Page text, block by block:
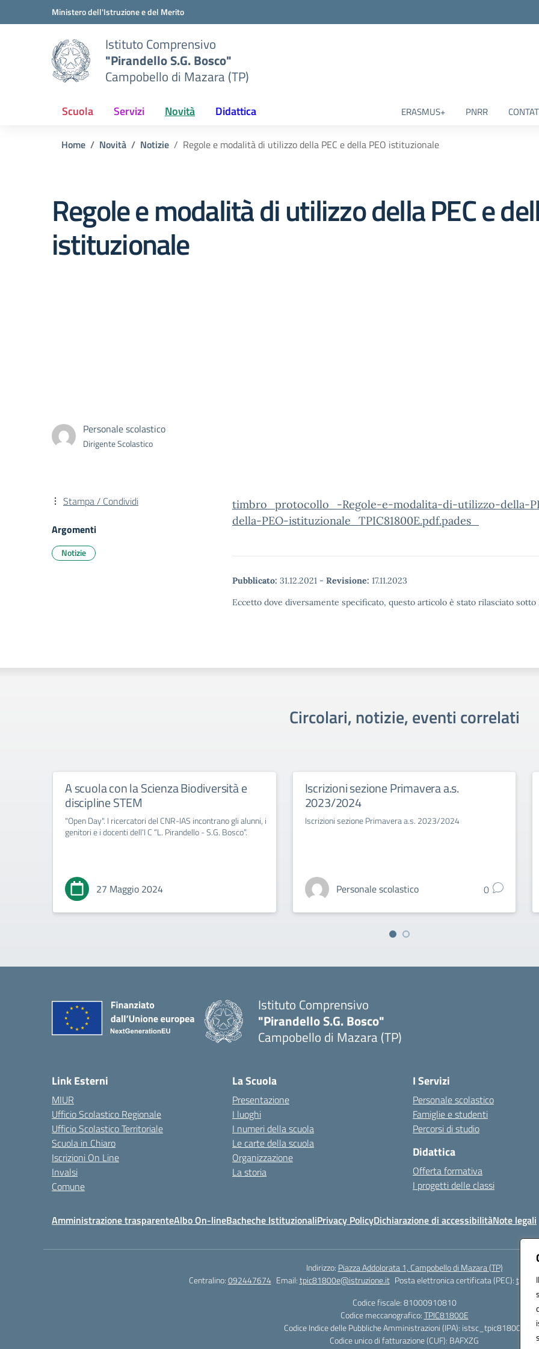
Vai ai contenuti
Vai al menu di navigazioneMinistero dell'Istruzione e del Merito
Istituto Comprensivo
"Pirandello S.G. Bosco"
Campobello di Mazara (TP)
Scuola Servizi Novità Didattica ERASMUS+ PNRR
Home Novità Notizie Regole e modalità di utilizzo della PEC e della PEO istituzionale
Regole e modalità di utilizzo della PEC e
istituzionale
Personale scolastico
Dirigente Scolastico
timbro_protocollo_-Regole-e-modalita-di-utilizzo-della-
della-PEO-istituzionale_TPIC81800E.pdf.pades_
Pubblicato: 31.12.2021 - Revisione: 17.11.2023
Eccetto dove diversamente specificato, questo articolo è stato rilasciato
Stampa / Condividi
Argomenti
Notizie
Circolari, notizie, eventi correlati
A scuola con la Scienza Biodiversità e
discipline STEM
"Open Day". I ricercatori del CNR-IAS incontrano gli alunni, i
genitori e i docenti dell’I C “L. Pirandello - S.G. Bosco”.
27 Maggio 2024
Iscrizioni sezione Primavera a.s.
2023/2024
Iscrizioni sezione Primavera a.s. 2023/2024
Personale scolastico 0
Istituto Comprensivo
"Pirandello S.G. Bosco"
Campobello di Mazara (TP)
Link Esterni
MIUR
Ufficio Scolastico Regionale
Ufficio Scolastico Territoriale
Scuola in Chiaro
Iscrizioni On Line
Invalsi
Comune
La Scuola
Presentazione
I luoghi
I numeri della scuola
Le carte della scuola
Organizzazione
La storia
I Servizi
Personale scolastico
Famiglie e studenti
Percorsi di studio
Didattica
Offerta formativa
I progetti delle classi
Amministrazione trasparenteAlbo On-lineBacheche IstituzionaliPrivacy PolicyDichiarazione di accessibilitàNote legali
Indirizzo: Piazza Addolorata 1, Campobello di Mazara (TP)
Centralino:092447674 Email:tpic81800e@istruzione.it Posta elettronica certificata (PEC):
Codice fiscale: 81000910810
Codice meccanografico:TPIC81800E
Codice Indice delle Pubbliche Amministrazioni (IPA): istsc_tpic81800e
Codice unico di fatturazione (CUF): BAFXZG